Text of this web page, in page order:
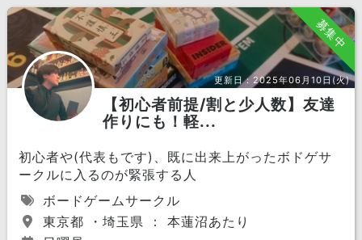
募集中
更新日： 2025年06月10日(火)
【初心者前提/割と少人数】友達
作りにも！軽...
初心者や(代表もです)、既に出来上がったボドゲサ
ークルに入るのが緊張する人
ボードゲームサークル
東京都 ・埼玉県 ： 本蓮沼あたり